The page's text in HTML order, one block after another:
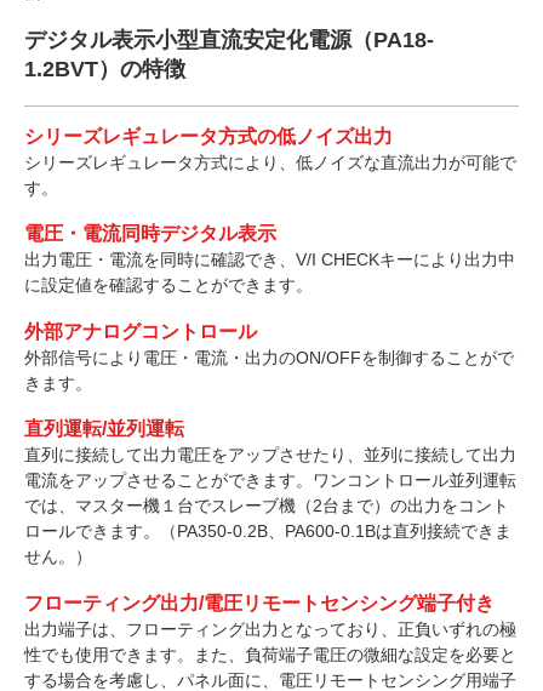
デジタル表示小型直流安定化電源（PA18-
1.2BVT）の特徴
シリーズレギュレータ方式の低ノイズ出力
シリーズレギュレータ方式により、低ノイズな直流出力が可能で
す。
電圧・電流同時デジタル表示
出力電圧・電流を同時に確認でき、V/I CHECKキーにより出力中
に設定値を確認することができます。
外部アナログコントロール
外部信号により電圧・電流・出力のON/OFFを制御することがで
きます。
直列運転/並列運転
直列に接続して出力電圧をアップさせたり、並列に接続して出力
電流をアップさせることができます。ワンコントロール並列運転
では、マスター機１台でスレーブ機（2台まで）の出力をコント
ロールできます。（PA350-0.2B、PA600-0.1Bは直列接続できま
せん。）
フローティング出力/電圧リモートセンシング端子付き
出力端子は、フローティング出力となっており、正負いずれの極
性でも使用できます。また、負荷端子電圧の微細な設定を必要と
する場合を考慮し、パネル面に、電圧リモートセンシング用端子